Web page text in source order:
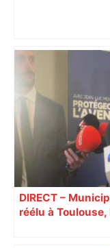
Romain Ntamack
l'entraînement
Toulousain, et
Bordeaux-Bègles
francebleu.fr
DIRECT –
réélu à